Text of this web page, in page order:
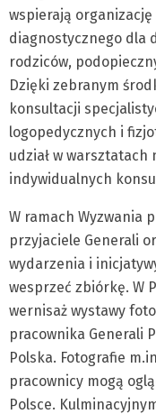
wspierają
diagnostycznego dla
rodziców,
Dzięki zebranym
konsultacji
logopedycznych i
udział w
indywidualnych
W ramach Wyzwania
przyjaciele Generali
wydarzenia i
wesprzeć zbiórkę. W
wernisaż wystawy
pracownika Generali
Polska. Fotografie
pracownicy mogą
Polsce.